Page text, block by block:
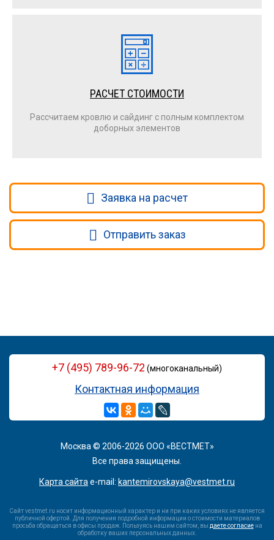
РАСЧЕТ СТОИМОСТИ
Рассчитаем кровлю и сайдинг с полным комплектом
доборных элементов
Заявка на расчет
Отправить заказ
+7 (495) 789-96-72 (многоканальный)
Контактная информация
Москва © 2006-2026 ООО «ВЕСТМЕТ»
Все права защищены.
Карта сайта e-mail: kantemirovskaya@vestmet.ru
Сайт vestmet.ru носит информационный характер и ни при каких условиях не является
публичной офертой. Для получения подробной информации о стоимости материалов
просьба обращаться в офисы продаж. Пользуясь нашим сайтом, вы даете согласиена
обработку ваших персональных данных.